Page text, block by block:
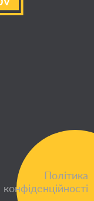
Політика
конфіденційності